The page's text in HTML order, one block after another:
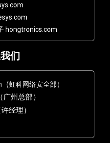
hongtronics.com
们
(虹科网络安全部）
州总部）
经理）